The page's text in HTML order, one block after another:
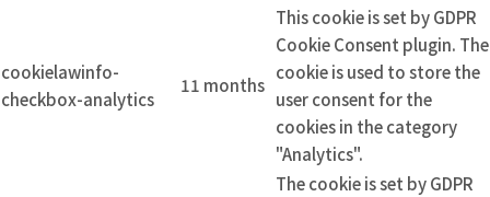
cookielawinfo-
checkbox-analytics
11 months
This cookie is set by GDPR
Cookie Consent plugin. The
cookie is used to store the
user consent for the
cookies in the category
"Analytics".
The cookie is set by GDPR